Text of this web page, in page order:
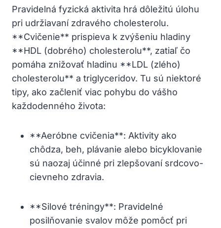
Pravidelná fyzická aktivita hrá dôležitú úlohu
pri udržiavaní zdravého cholesterolu.
**Cvičenie** prispieva k zvýšeniu hladiny
**HDL (dobrého) cholesterolu**, zatiaľ čo
pomáha znižovať hladinu **LDL (zlého)
cholesterolu** a triglyceridov. Tu sú niektoré
tipy, ako začleniť viac pohybu do vášho
každodenného života:
**Aeróbne cvičenia**: Aktivity ako
chôdza, beh, plávanie alebo bicyklovanie
sú naozaj účinné pri zlepšovaní srdcovo-
cievneho zdravia.
**Silové tréningy**: Pravidelné
posilňovanie svalov môže pomôcť pri